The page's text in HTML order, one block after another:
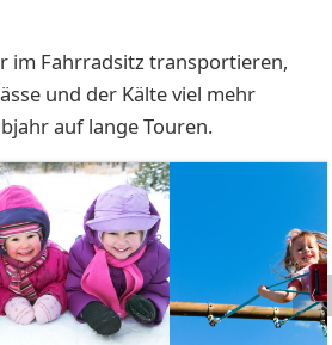
im Fahrradsitz transportieren,
und der Kälte viel mehr
auf lange Touren.
〈